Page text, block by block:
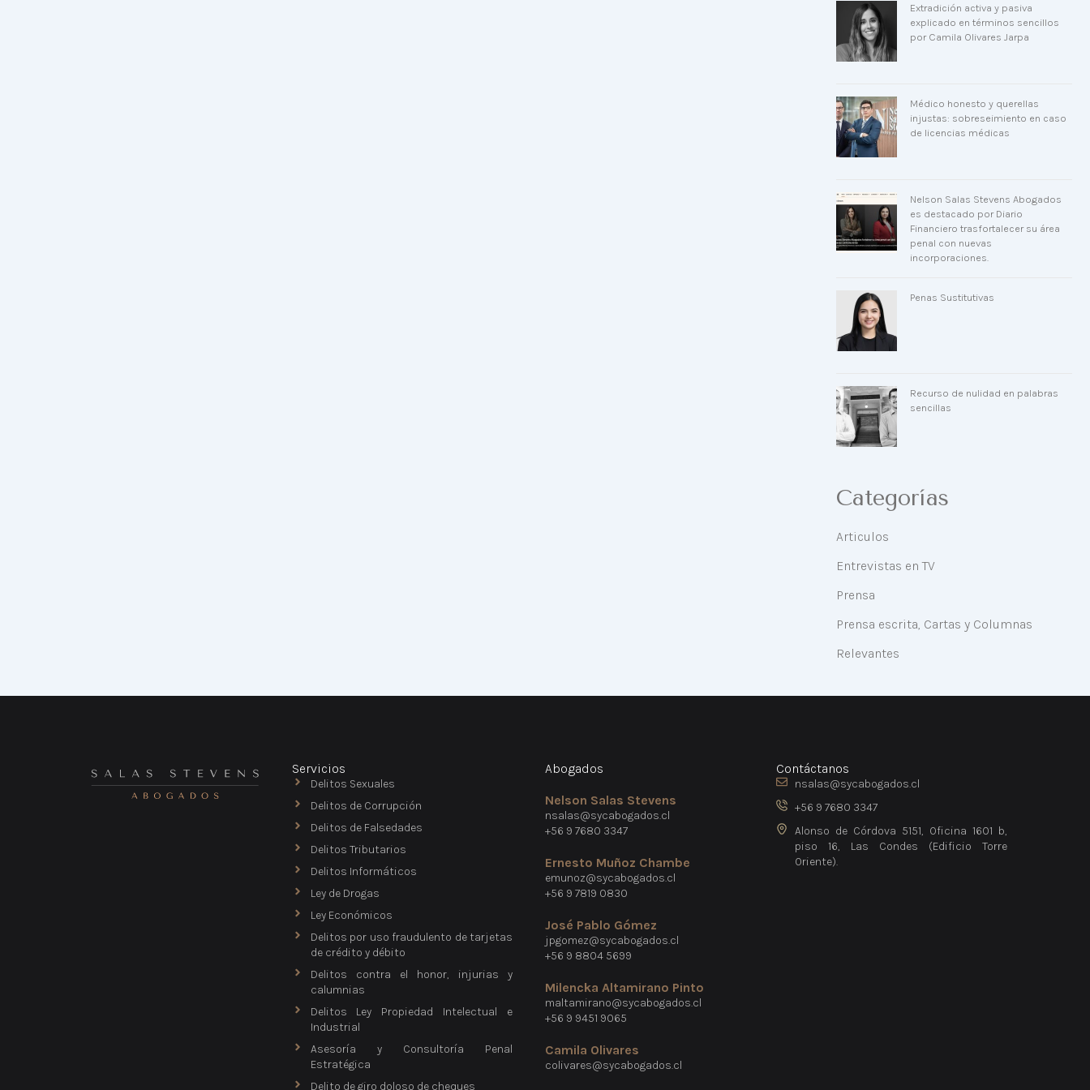
Extradición activa y pasiva
explicado en términos sencillos
por Camila Olivares Jarpa
Médico honesto y querellas
injustas: sobreseimiento en caso
de licencias médicas
Nelson Salas Stevens Abogados
es destacado por Diario
Financiero trasfortalecer su área
penal con nuevas
incorporaciones.
Penas Sustitutivas
Recurso de nulidad en palabras
sencillas
Categorías
Articulos
Entrevistas en TV
Prensa
Prensa escrita, Cartas y Columnas
Relevantes
Servicios
Delitos Sexuales
Delitos de Corrupción
Delitos de Falsedades
Delitos Tributarios
Delitos Informáticos
Ley de Drogas
Ley Económicos
Delitos por uso fraudulento de tarjetas
de crédito y débito
Delitos contra el honor, injurias y
calumnias
Delitos Ley Propiedad Intelectual e
Industrial
Asesoría y Consultoría Penal
Estratégica
Delito de giro doloso de cheques
Abogados
Nelson Salas Stevens
nsalas@sycabogados.cl
+56 9 7680 3347
Ernesto Muñoz Chambe
emunoz@sycabogados.cl
+56 9 7819 0830
José Pablo Gómez
jpgomez@sycabogados.cl
+56 9 8804 5699
Milencka Altamirano Pinto
maltamirano@sycabogados.cl
+56 9 9451 9065
Camila Olivares
colivares@sycabogados.cl
Contáctanos
nsalas@sycabogados.cl
+56 9 7680 3347
Alonso de Córdova 5151, Oficina 1601 b,
piso 16, Las Condes (Edificio Torre
Oriente).